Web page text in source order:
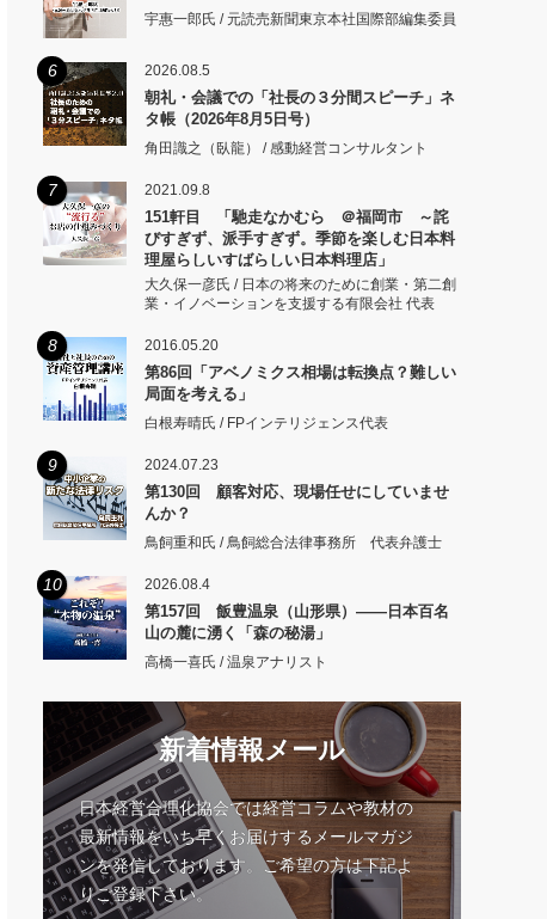
宇惠一郎氏 / 元読売新聞東京本社国際部編集委員
6 2026.08.5
朝礼・会議での「社長の３分間スピーチ」ネ
タ帳（2026年8月5日号）
角田識之（臥龍） / 感動経営コンサルタント
7 2021.09.8
151軒目 「馳走なかむら ＠福岡市 ～詫
びすぎず、派手すぎず。季節を楽しむ日本料
理屋らしいすばらしい日本料理店」
大久保一彦氏 / 日本の将来のために創業・第二創
業・イノベーションを支援する有限会社 代表
8 2016.05.20
第86回「アベノミクス相場は転換点？難しい
局面を考える」
白根寿晴氏 / FPインテリジェンス代表
9 2024.07.23
第130回 顧客対応、現場任せにしていませ
んか？
鳥飼重和氏 / 鳥飼総合法律事務所 代表弁護士
10 2026.08.4
第157回 飯豊温泉（山形県）――日本百名
山の麓に湧く「森の秘湯」
高橋一喜氏 / 温泉アナリスト
新着情報メール
日本経営合理化協会では経営コラムや教材の
最新情報をいち早くお届けするメールマガジ
ンを発信しております。ご希望の方は下記よ
りご登録下さい。